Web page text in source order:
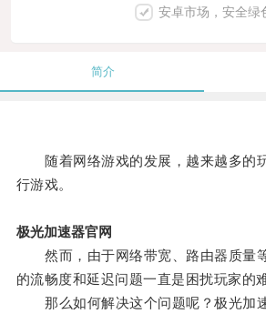
安卓市场，安全绿
简介
随着网络游戏的发展，越来越多的
行游戏。
极光加速器官网
然而，由于网络带宽、路由器质量
的流畅度和延迟问题一直是困扰玩家的
那么如何解决这个问题呢？极光加速